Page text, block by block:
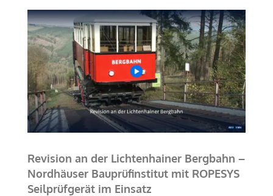
Revision an der Lichtenhainer Bergbahn –
Nordhäuser Bauprüfinstitut mit ROPESYS
Seilprüfgerät im Einsatz